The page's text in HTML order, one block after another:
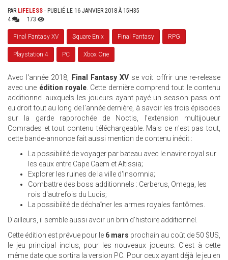
PAR LIFELESS - PUBLIÉ LE 16 JANVIER 2018 À 15H35
4
173
Final Fantasy XV Square Enix Final Fantasy RPG
Playstation 4 PC Xbox One
Avec l'année 2018, Final Fantasy XV se voit offrir une re-release
avec une édition royale . Cette dernière comprend tout le contenu
additionnel auxquels les joueurs ayant payé un season pass ont
eu droit tout au long de l'année dernière, à savoir les trois épisodes
sur la garde rapprochée de Noctis, l'extension multijoueur
Comrades et tout contenu téléchargeable. Mais ce n'est pas tout,
cette bande-annonce fait aussi mention de contenu inédit :
La possibilité de voyager par bateau avec le navire royal sur
les eaux entre Cape Caem et Altissia;
Explorer les ruines de la ville d'Insomnia;
Combattre des boss additionnels : Cerberus, Omega, les
rois d'autrefois du Lucis;
La possibilité de déchaîner les armes royales fantômes.
D'ailleurs, il semble aussi avoir un brin d'histoire additionnel.
Cette édition est prévue pour le 6 mars prochain au coût de 50 $US,
le jeu principal inclus, pour les nouveaux joueurs. C'est à cette
même date que sortira la version PC. Pour ceux ayant déjà le jeu en